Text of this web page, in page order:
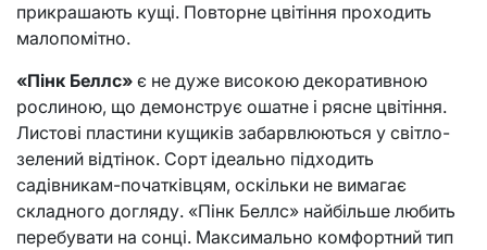
прикрашають кущі. Повторне цвітіння проходить
малопомітно.
«Пінк Беллс» є не дуже високою декоративною
рослиною, що демонструє ошатне і рясне цвітіння.
Листові пластини кущиків забарвлюються у світло-
зелений відтінок. Сорт ідеально підходить
садівникам-початківцям, оскільки не вимагає
складного догляду. «Пінк Беллс» найбільше любить
перебувати на сонці. Максимально комфортний тип